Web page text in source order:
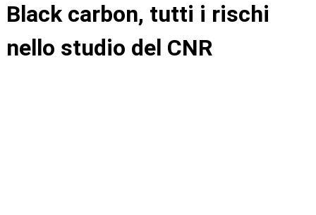
Black carbon, tutti i rischi
nello studio del CNR